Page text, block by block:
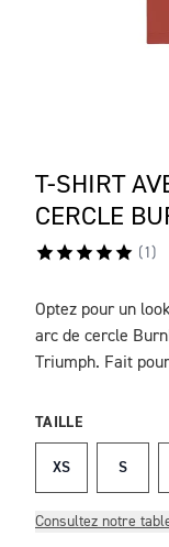
T-SHIRT
CERCLE
( 1 )
DESCRIPTION
Optez pour un
arc de cercle
Triumph. Fait
TAILLE
XS S
Consultez notre